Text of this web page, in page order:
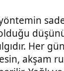
Her gün
akşam